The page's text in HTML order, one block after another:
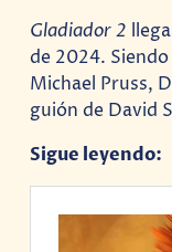
Gladiador 2
de 2024.
Michael Pruss,
guión de David
Sigue leyendo: